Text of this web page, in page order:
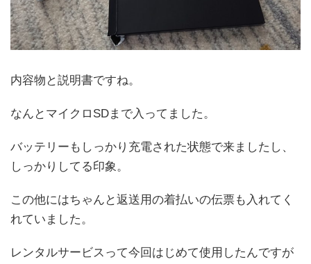
内容物と説明書ですね。
なんとマイクロSDまで入ってました。
バッテリーもしっかり充電された状態で来ましたし、
しっかりしてる印象。
この他にはちゃんと返送用の着払いの伝票も入れてく
れていました。
レンタルサービスって今回はじめて使用したんですが